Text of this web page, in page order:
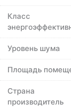
Класс
Уровень шума
Площадь
Страна
производитель